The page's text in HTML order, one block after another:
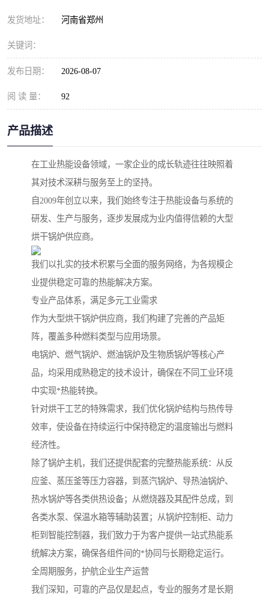
发货地址： 河南省郑州
关键词：
发布日期： 2026-08-07
阅 读 量： 92
产品描述
在工业热能设备领域，一家企业的成长轨迹往往映照着
其对技术深耕与服务至上的坚持。
自2009年创立以来，我们始终专注于热能设备与系统的
研发、生产与服务，逐步发展成为业内值得信赖的大型
烘干锅炉供应商。
我们以扎实的技术积累与全面的服务网络，为各规模企
业提供稳定可靠的热能解决方案。
专业产品体系，满足多元工业需求
作为大型烘干锅炉供应商，我们构建了完善的产品矩
阵，覆盖多种燃料类型与应用场景。
电锅炉、燃气锅炉、燃油锅炉及生物质锅炉等核心产
品，均采用成熟稳定的技术设计，确保在不同工业环境
中实现*热能转换。
针对烘干工艺的特殊需求，我们优化锅炉结构与热传导
效率，使设备在持续运行中保持稳定的温度输出与燃料
经济性。
除了锅炉主机，我们还提供配套的完整热能系统：从反
应釜、蒸压釜等压力容器，到蒸汽锅炉、导热油锅炉、
热水锅炉等各类供热设备；从燃烧器及其配件总成，到
各类水泵、保温水箱等辅助装置；从锅炉控制柜、动力
柜到智能控制器，我们致力于为客户提供一站式热能系
统解决方案，确保各组件间的*协同与长期稳定运行。
全周期服务，护航企业生产运营
我们深知，可靠的产品仅是起点，专业的服务才是长期